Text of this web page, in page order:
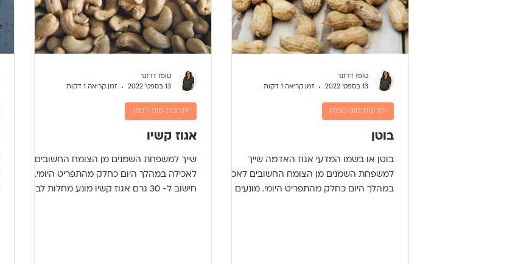
בוטן
בוטן או בשמו המדעי אגוז האדמה שייך
למשפחת השמנים מן הצומח החשובים לאכילה
במהלך היום כחלק מהתפריט היומי. מונעים
יתרונות סוגי המזון
טופז דרזנר
13 בספט׳ 2022
זמן קריאה 1 דקות
אגוז קשיו
שייך למשפחת השמנים מן הצומח החשובים
לאכילה במהלך היום כחלק מהתפריט היומי.
חישוב ל- 30 גרם אגוז קשיו מונע מחלות לב
יתרונות סוגי המזון
טופז דרזנר
13 בספט׳ 2022
זמן קריאה 1 דקות